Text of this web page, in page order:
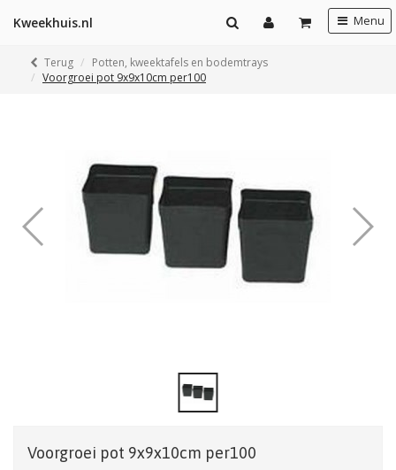
Kweekhuis.nl Menu
Terug
Potten, kweektafels en bodemtrays
Voorgroei pot 9x9x10cm per100
Voorgroei pot 9x9x10cm per100